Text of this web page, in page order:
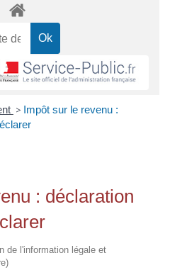
> Impôt sur le revenu :
: déclaration
de l'information légale et